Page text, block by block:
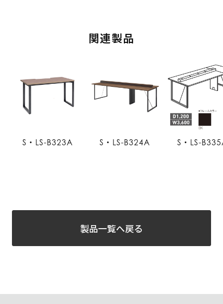
関連製品
S・LS-B323A S・LS-B324A S・LS-
製品一覧へ戻る